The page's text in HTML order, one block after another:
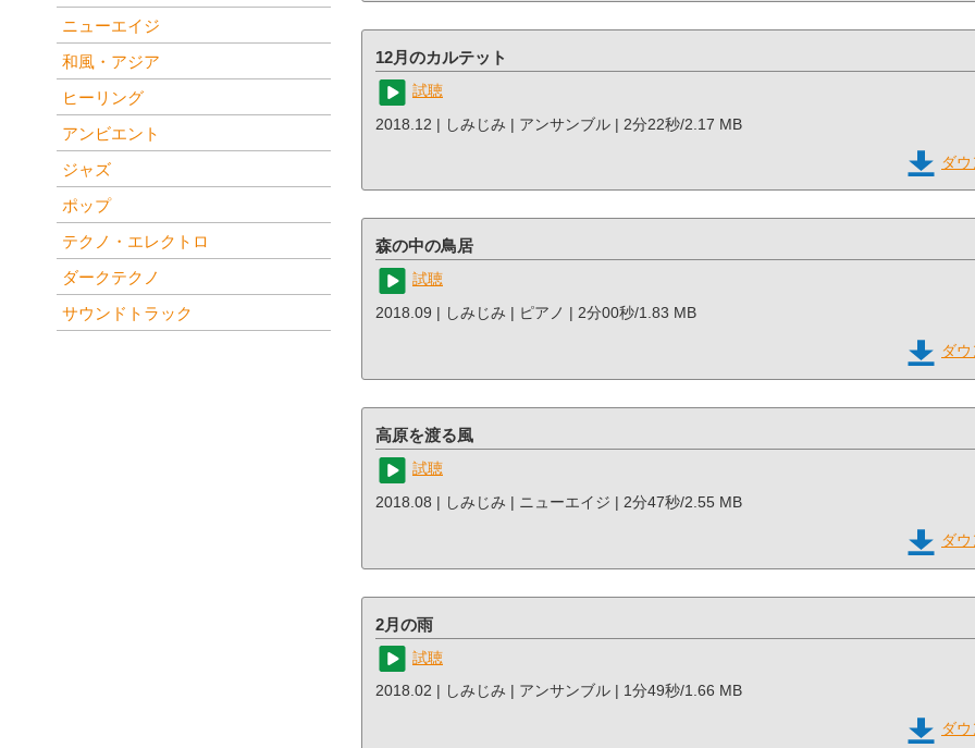
ニューエイジ
和風・アジア
ヒーリング
アンビエント
ジャズ
ポップ
テクノ・エレクトロ
ダークテクノ
サウンドトラック
12月のカルテット
試聴
2018.12 | しみじみ | アンサンブル | 2分22秒/2.17 MB
ダ
森の中の鳥居
試聴
2018.09 | しみじみ | ピアノ | 2分00秒/1.83 MB
ダ
高原を渡る風
試聴
2018.08 | しみじみ | ニューエイジ | 2分47秒/2.55 MB
ダ
2月の雨
試聴
2018.02 | しみじみ | アンサンブル | 1分49秒/1.66 MB
ダ